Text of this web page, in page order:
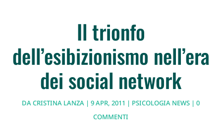
Il trionfo
dell’esibizionismo nell’era
dei social network
DACRISTINA LANZA |9 APR, 2011 | PSICOLOGIA NEWS |0
COMMENTI